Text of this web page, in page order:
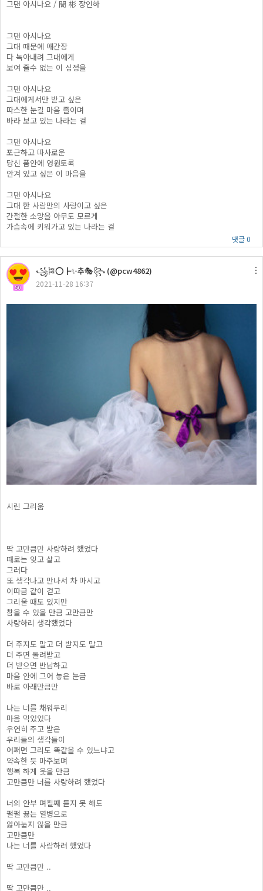
그댄 아시나요 / 誾 彬 장인하
그댄 아시나요
그대 때문에 애간장
다 녹아내려 그대에게
보여 줄수 없는 이 심정을
그댄 아시나요
그대에게서만 받고 싶은
따스한 눈길 마음 졸이며
바라 보고 있는 나라는 걸
그댄 아시나요
포근하고 따사로운
당신 품안에 영원토록
안겨 있고 싶은 이 마음을
그댄 아시나요
그대 한 사람만의 사랑이고 싶은
간절한 소망을 아무도 모르게
가슴속에 키워가고 있는 나라는 걸
댓글 0
50
꧁🎏⭕┣✨추🎭꧂ (@pcw4862)
2021-11-28 16:37
시린 그리움
딱 고만큼만 사랑하려 했었다
때로는 잊고 살고
그러다
또 생각나고 만나서 차 마시고
이따금 같이 걷고
그리울 때도 있지만
참을 수 있을 만큼 고만큼만
사랑하리 생각했었다
더 주지도 말고 더 받지도 말고
더 주면 돌려받고
더 받으면 반납하고
마음 안에 그어 놓은 눈금
바로 아래만큼만
나는 너를 채워두리
마음 먹었었다
우연히 주고 받은
우리들의 생각들이
어쩌면 그리도 똑같을 수 있느냐고
약속한 듯 마주보며
행복 하게 웃을 만큼
고만큼만 너를 사랑하려 했었다
너의 안부 며칠째 듣지 못 해도
펄펄 끓는 열병으로
앓아눕지 않을 만큼
고만큼만
나는 너를 사랑하려 했었다
딱 고만큼만 ..
딱 고만큼만 ..